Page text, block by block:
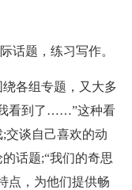
话题，练习写作。
各组专题，又大多
看到了……”这种看
交谈自己喜欢的动
话题;“我们的奇思
点，为他们提供畅